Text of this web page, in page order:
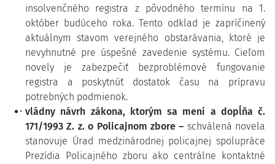
insolvenčného registra z pôvodného termínu na 1.
október budúceho roka. Tento odklad je zapríčinený
aktuálnym stavom verejného obstarávania, ktoré je
nevyhnutné pre úspešné zavedenie systému. Cieľom
novely je zabezpečiť bezproblémové fungovanie
registra a poskytnúť dostatok času na prípravu
potrebných podmienok.
vládny návrh zákona, ktorým sa mení a dopĺňa č.
171/1993 Z. z. o Policajnom zbore – schválená novela
stanovuje Úrad medzinárodnej policajnej spolupráce
Prezídia Policajného zboru ako centrálne kontaktné